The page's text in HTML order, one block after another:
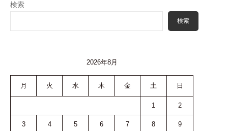
検索
検索
2026年8月
月 火 水 木 金 土 日
1 2
3 4 5 6 7 8 9